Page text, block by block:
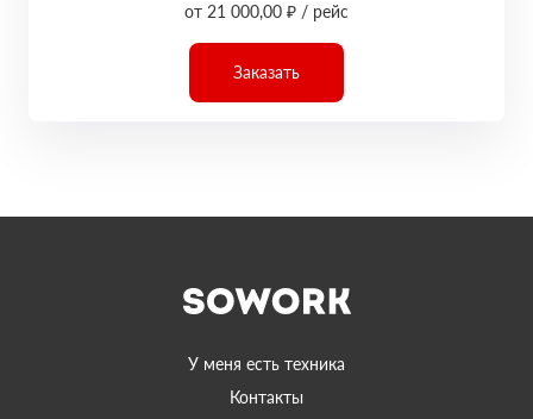
от 21 000,00 ₽ / рейс
Заказать
У меня есть техника
Контакты